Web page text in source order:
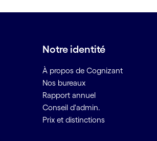
Notre identité
À propos de Cognizant
Nos bureaux
Rapport annuel
Conseil d'admin.
Prix et distinctions